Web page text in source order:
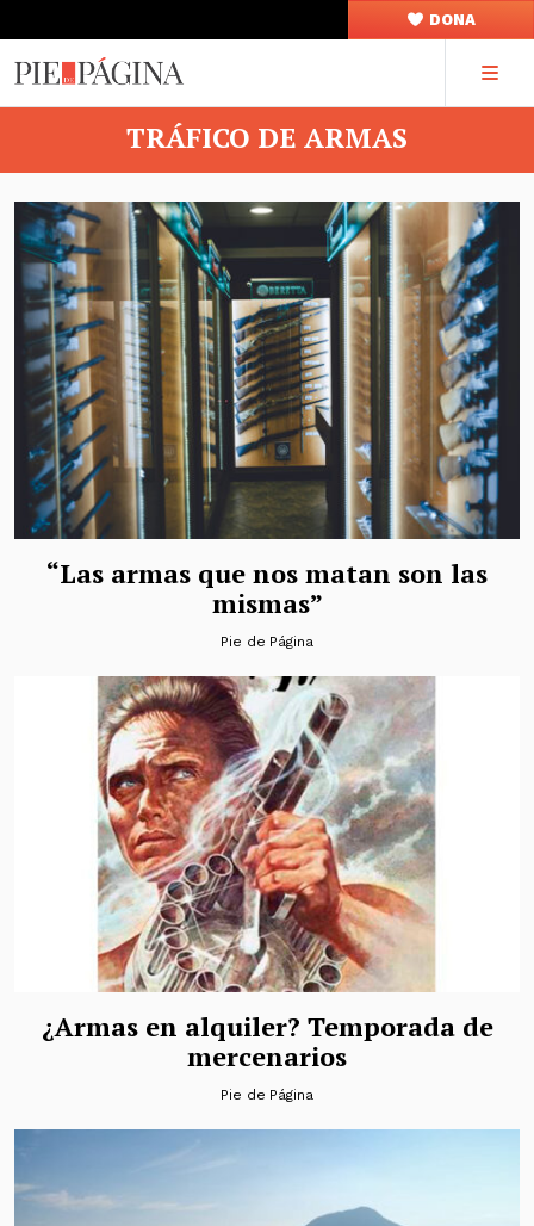
DONA
TRÁFICO DE ARMAS
“Las armas que nos matan son las
mismas”
Pie de Página
¿Armas en alquiler? Temporada de
mercenarios
Pie de Página